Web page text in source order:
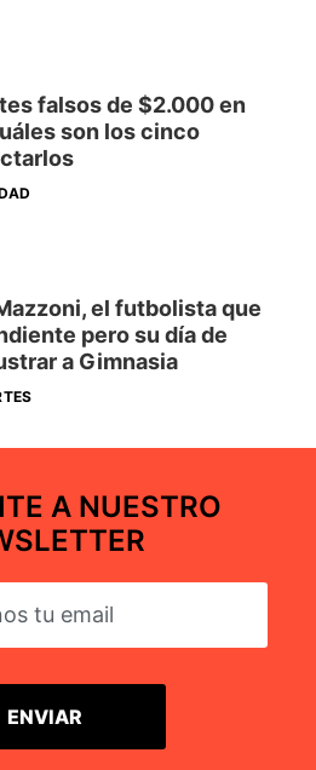
falsos de $2.000 en
son los cinco
el futbolista que
pero su día de
a Gimnasia
A NUESTRO